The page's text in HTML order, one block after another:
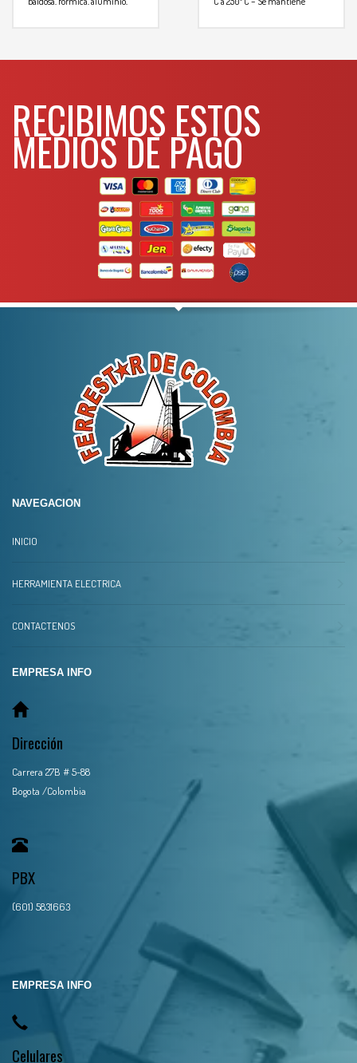
Para mas info
WHATSAPP
3134392699
RECIBIMOS ESTOS
MEDIOS DE PAGO
NAVEGACION
INICIO
HERRAMIENTA ELECTRICA
CONTACTENOS
EMPRESA INFO
Dirección
Carrera 27B # 5-88
Bogota /Colombia
PBX
(601) 5831663
EMPRESA INFO
Celulares